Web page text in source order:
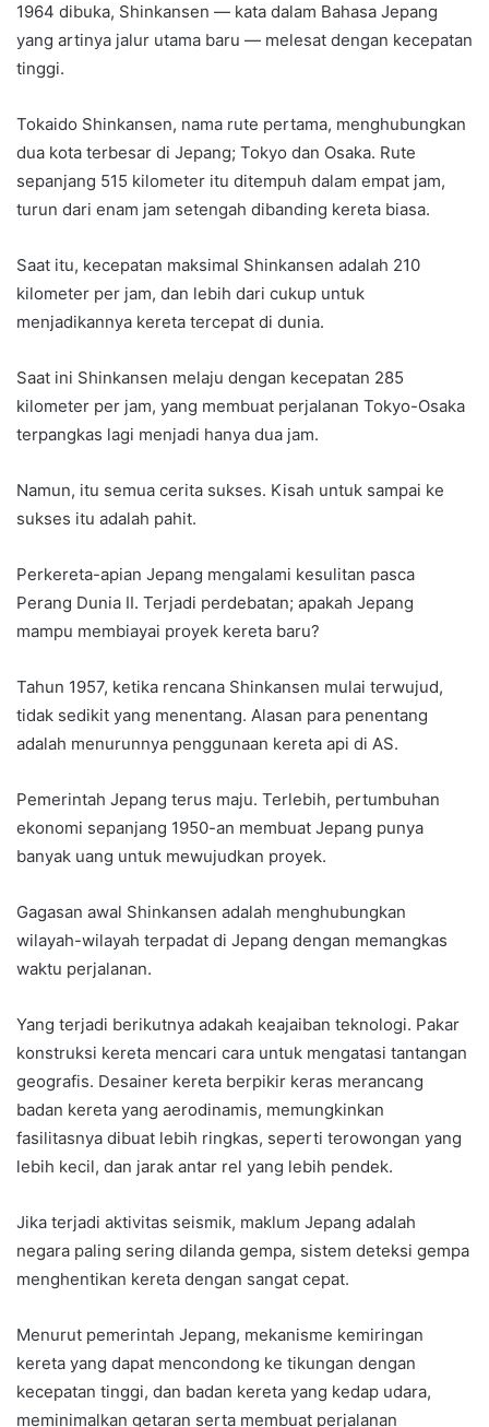
1964 dibuka, Shinkansen — kata dalam Bahasa Jepang
yang artinya jalur utama baru — melesat dengan kecepatan
tinggi.
Tokaido Shinkansen, nama rute pertama, menghubungkan
dua kota terbesar di Jepang; Tokyo dan Osaka. Rute
sepanjang 515 kilometer itu ditempuh dalam empat jam,
turun dari enam jam setengah dibanding kereta biasa.
Saat itu, kecepatan maksimal Shinkansen adalah 210
kilometer per jam, dan lebih dari cukup untuk
menjadikannya kereta tercepat di dunia.
Saat ini Shinkansen melaju dengan kecepatan 285
kilometer per jam, yang membuat perjalanan Tokyo-Osaka
terpangkas lagi menjadi hanya dua jam.
Namun, itu semua cerita sukses. Kisah untuk sampai ke
sukses itu adalah pahit.
Perkereta-apian Jepang mengalami kesulitan pasca
Perang Dunia II. Terjadi perdebatan; apakah Jepang
mampu membiayai proyek kereta baru?
Tahun 1957, ketika rencana Shinkansen mulai terwujud,
tidak sedikit yang menentang. Alasan para penentang
adalah menurunnya penggunaan kereta api di AS.
Pemerintah Jepang terus maju. Terlebih, pertumbuhan
ekonomi sepanjang 1950-an membuat Jepang punya
banyak uang untuk mewujudkan proyek.
Gagasan awal Shinkansen adalah menghubungkan
wilayah-wilayah terpadat di Jepang dengan memangkas
waktu perjalanan.
Yang terjadi berikutnya adakah keajaiban teknologi. Pakar
konstruksi kereta mencari cara untuk mengatasi tantangan
geografis. Desainer kereta berpikir keras merancang
badan kereta yang aerodinamis, memungkinkan
fasilitasnya dibuat lebih ringkas, seperti terowongan yang
lebih kecil, dan jarak antar rel yang lebih pendek.
Jika terjadi aktivitas seismik, maklum Jepang adalah
negara paling sering dilanda gempa, sistem deteksi gempa
menghentikan kereta dengan sangat cepat.
Menurut pemerintah Jepang, mekanisme kemiringan
kereta yang dapat mencondong ke tikungan dengan
kecepatan tinggi, dan badan kereta yang kedap udara,
meminimalkan getaran serta membuat perjalanan